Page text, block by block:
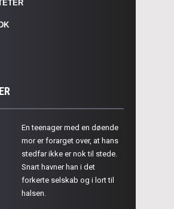
En teenager med en døende
mor er forarget over, at hans
stedfar ikke er nok til stede.
Snart havner han i det
forkerte selskab og i lort til
halsen.